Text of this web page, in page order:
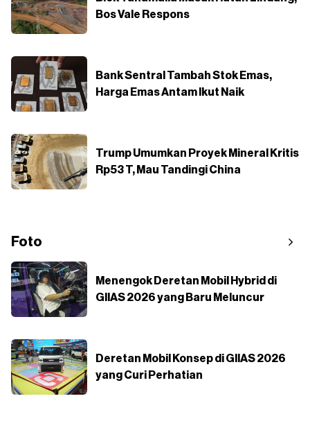
Bos Vale Respons
Bank Sentral Tambah Stok Emas,
Harga Emas Antam Ikut Naik
Trump Umumkan Proyek Mineral Kritis
Rp53 T, Mau Tandingi China
Foto
Menengok Deretan Mobil Hybrid di
GIIAS 2026 yang Baru Meluncur
Deretan Mobil Konsep di GIIAS 2026
yang Curi Perhatian